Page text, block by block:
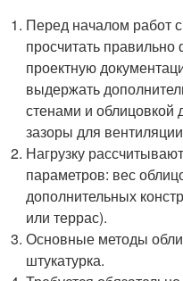
Перед началом работ
просчитать
проектную
выдержать
стенами и
зазоры для
Нагрузку
параметров: вес
дополнительных
или террас).
Основные методы
штукатурка.